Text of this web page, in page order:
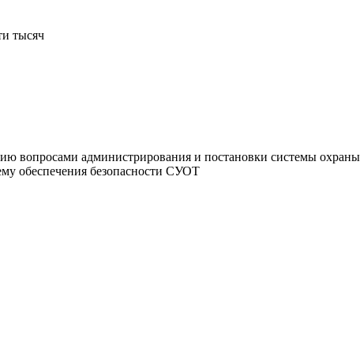
тысяч
вопросами администрирования и постановки системы
обеспечения безопасности СУОТ